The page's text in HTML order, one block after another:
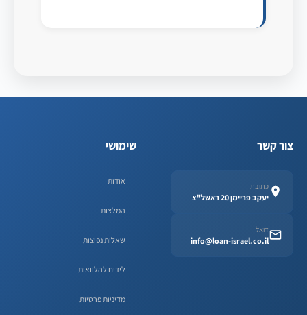
צור קשר
כתובת
יעקב פריימן 20 ראשל"צ
דואל
info@loan-israel.co.il
שימושי
אודות
המלצות
שאלות נפוצות
לידים להלוואות
מדיניות פרטיות